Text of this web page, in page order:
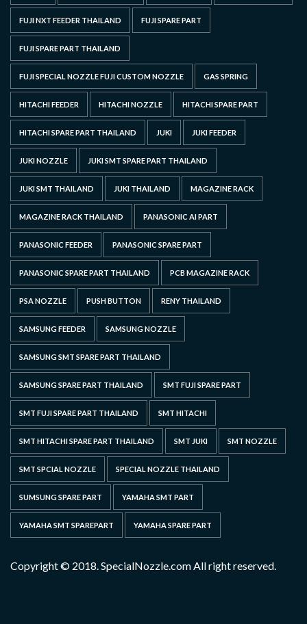
FUJI NXT FEEDER THAILAND FUJI SPARE PART
FUJI SPARE PART THAILAND
FUJI SPECIAL NOZZLE FUJI CUSTOM NOZZLE GAS SPRING
HITACHI FEEDER HITACHI NOZZLE HITACHI SPARE PART
HITACHI SPARE PART THAILAND JUKI JUKI FEEDER
JUKI NOZZLE JUKI SMT SPARE PART THAILAND
JUKI SMT THAILAND JUKI THAILAND MAGAZINE RACK
MAGAZINE RACK THAILAND PANASONIC AI PART
PANASONIC FEEDER PANASONIC SPARE PART
PANASONIC SPARE PART THAILAND PCB MAGAZINE RACK
PSA NOZZLE PUSH BUTTON RENY THAILAND
SAMSUNG FEEDER SAMSUNG NOZZLE
SAMSUNG SMT SPARE PART THAILAND
SAMSUNG SPARE PART THAILAND SMT FUJI SPARE PART
SMT FUJI SPARE PART THAILAND SMT HITACHI
SMT HITACHI SPARE PART THAILAND SMT JUKI SMT NOZZLE
SMT SPCIAL NOZZLE SPECIAL NOZZLE THAILAND
SUMSUNG SPARE PART YAMAHA SMT PART
YAMAHA SMT SPAREPART YAMAHA SPARE PART
Copyright © 2018. SpecialNozzle.com All right reserved.